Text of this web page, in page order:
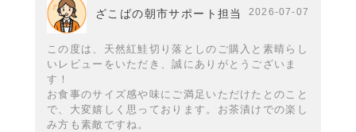
ざこばの朝市サポート担当 2026-07-07
この度は、天然紅鮭切り落としのご購入と素晴らし
いレビューをいただき、誠にありがとうございま
す！
お食事のサイズ感や味にご満足いただけたとのこと
で、大変嬉しく思っております。お茶漬けでの楽し
み方も素敵ですね。